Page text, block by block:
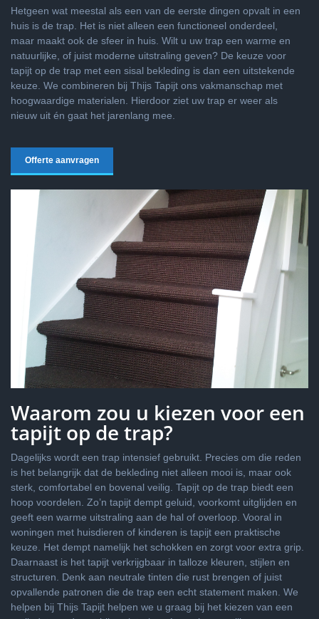
Hetgeen wat meestal als een van de eerste dingen opvalt in een
huis is de trap. Het is niet alleen een functioneel onderdeel,
maar maakt ook de sfeer in huis. Wilt u uw trap een warme en
natuurlijke, of juist moderne uitstraling geven? De keuze voor
tapijt op de trap met een sisal bekleding is dan een uitstekende
keuze. We combineren bij Thijs Tapijt ons vakmanschap met
hoogwaardige materialen. Hierdoor ziet uw trap er weer als
nieuw uit én gaat het jarenlang mee.
Offerte aanvragen
Waarom zou u kiezen voor een
tapijt op de trap?
Dagelijks wordt een trap intensief gebruikt. Precies om die reden
is het belangrijk dat de bekleding niet alleen mooi is, maar ook
sterk, comfortabel en bovenal veilig. Tapijt op de trap biedt een
hoop voordelen. Zo’n tapijt dempt geluid, voorkomt uitglijden en
geeft een warme uitstraling aan de hal of overloop. Vooral in
woningen met huisdieren of kinderen is tapijt een praktische
keuze. Het dempt namelijk het schokken en zorgt voor extra grip.
Daarnaast is het tapijt verkrijgbaar in talloze kleuren, stijlen en
structuren. Denk aan neutrale tinten die rust brengen of juist
opvallende patronen die de trap een echt statement maken. We
helpen bij Thijs Tapijt helpen we u graag bij het kiezen van een